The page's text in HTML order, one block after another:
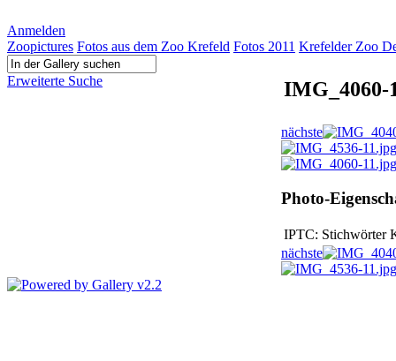
Anmelden
Zoopictures Fotos aus dem Zoo Krefeld Fotos 2011 Krefelder Zoo
Erweiterte Suche IMG_4060-
nächste
Photo-
IPTC: Stichwörter
nächste